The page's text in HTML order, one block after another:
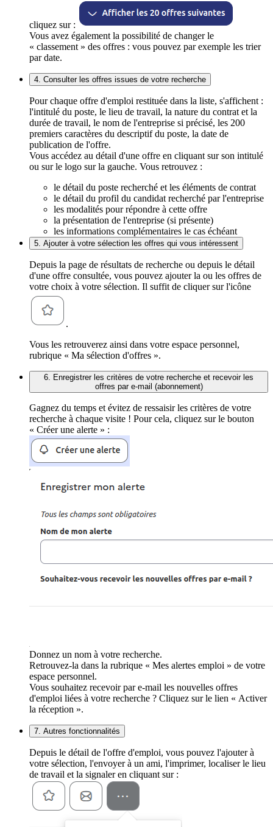
cliquez sur :
Vous avez également la possibilité de changer le
« classement » des offres : vous pouvez par exemple les trier
par date.
4. Consulter les offres issues de votre recherche
Pour chaque offre d'emploi restituée dans la liste, s'affichent :
l'intitulé du poste, le lieu de travail, la nature du contrat et la
durée de travail, le nom de l'entreprise si précisé, les 200
premiers caractères du descriptif du poste, la date de
publication de l'offre.
Vous accédez au détail d'une offre en cliquant sur son intitulé
ou sur le logo sur la gauche. Vous retrouvez :
le détail du poste recherché et les éléments de contrat
le détail du profil du candidat recherché par l'entreprise
les modalités pour répondre à cette offre
la présentation de l'entreprise (si présente)
les informations complémentaires le cas échéant
5. Ajouter à votre sélection les offres qui vous intéressent
Depuis la page de résultats de recherche ou depuis le détail
d'une offre consultée, vous pouvez ajouter la ou les offres de
votre choix à votre sélection. Il suffit de cliquer sur l'icône
.
Vous les retrouverez ainsi dans votre espace personnel,
rubrique « Ma sélection d'offres ».
6. Enregistrer les critères de votre recherche et recevoir les
offres par e-mail (abonnement)
Gagnez du temps et évitez de ressaisir les critères de votre
recherche à chaque visite ! Pour cela, cliquez sur le bouton
« Créer une alerte » :
Donnez un nom à votre recherche.
Retrouvez-la dans la rubrique « Mes alertes emploi » de votre
espace personnel.
Vous souhaitez recevoir par e-mail les nouvelles offres
d'emploi liées à votre recherche ? Cliquez sur le lien « Activer
la réception ».
7. Autres fonctionnalités
Depuis le détail de l'offre d'emploi, vous pouvez l'ajouter à
votre sélection, l'envoyer à un ami, l'imprimer, localiser le lieu
de travail et la signaler en cliquant sur :